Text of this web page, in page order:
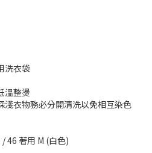
洗衣袋
溫整燙
衣物務必分開清洗以免相互染色
46 著用 M (白色)